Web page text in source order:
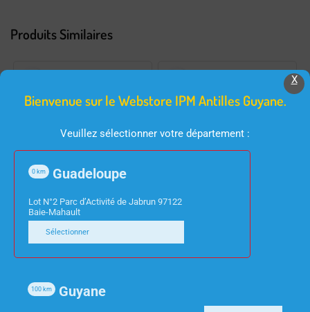
Produits Similaires
HP 963 – CARTOUCHE
JAUNE 10ML 700PAGES
ES8453/ES8473
X
Bienvenue sur le Webstore IPM Antilles Guyane.
Veuillez sélectionner votre département :
Guadeloupe
0 km
Lot N°2 Parc d’Activité de Jabrun 97122
Baie-Mahault
Sélectionner
Guyane
100 km